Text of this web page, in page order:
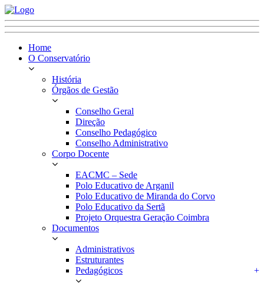
Home
O Conservatório
História
Órgãos de Gestão
Conselho Geral
Direção
Conselho Pedagógico
Conselho Administrativo
Corpo Docente
EACMC – Sede
Polo Educativo de Arganil
Polo Educativo de Miranda do Corvo
Polo Educativo da Sertã
Projeto Orquestra Geração Coimbra
Documentos
Administrativos
Estruturantes
Pedagógicos
+